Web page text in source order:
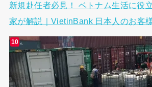
新規赴任者必見！ ベトナム生活に役
家が解説｜VietinBank 日本人のお客